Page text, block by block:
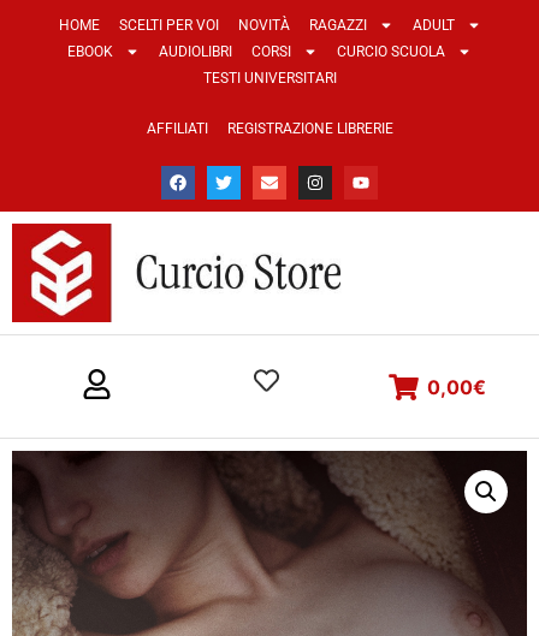
HOME SCELTI PER VOI NOVITÀ RAGAZZI
ADULT
EBOOK
AUDIOLIBRI CORSI
CURCIO SCUOLA
TESTI UNIVERSITARI
AFFILIATI REGISTRAZIONE LIBRERIE
0,00€